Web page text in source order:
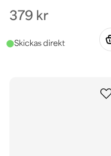
379 kr